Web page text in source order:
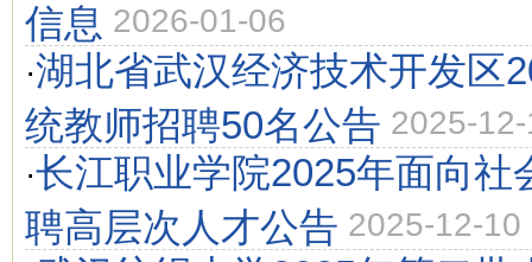
信息 2026-01-06
·湖北省武汉经济技术开发区
统教师招聘50名公告 2025-
·长江职业学院2025年面向社
聘高层次人才公告 2025-12-10